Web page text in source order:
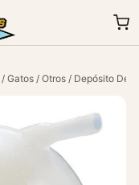
/ Gatos / Otros / Depósito De